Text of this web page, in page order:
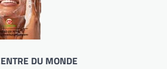
DU MONDE